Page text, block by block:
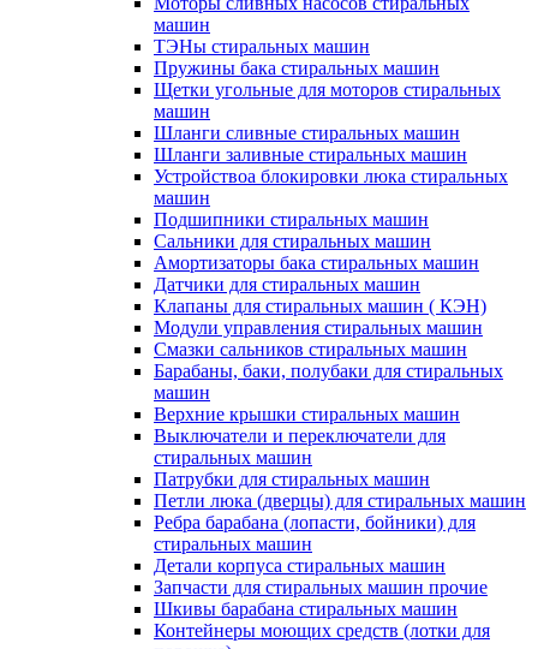
машин
ТЭНы стиральных машин
Пружины бака стиральных машин
Щетки угольные для моторов стиральных
машин
Шланги сливные стиральных машин
Шланги заливные стиральных машин
Устройствоа блокировки люка стиральных
машин
Подшипники стиральных машин
Сальники для стиральных машин
Амортизаторы бака стиральных машин
Датчики для стиральных машин
Клапаны для стиральных машин ( КЭН)
Модули управления стиральных машин
Смазки сальников стиральных машин
Барабаны, баки, полубаки для стиральных
машин
Верхние крышки стиральных машин
Выключатели и переключатели для
стиральных машин
Патрубки для стиральных машин
Петли люка (дверцы) для стиральных машин
Ребра барабана (лопасти, бойники) для
стиральных машин
Детали корпуса стиральных машин
Запчасти для стиральных машин прочие
Шкивы барабана стиральных машин
Контейнеры моющих средств (лотки для